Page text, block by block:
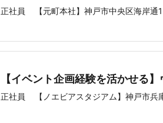
正社員 【元町本社】神戸市中央区海岸
【イベント企画経験を活かせる
正社員 【ノエビアスタジアム】神戸市